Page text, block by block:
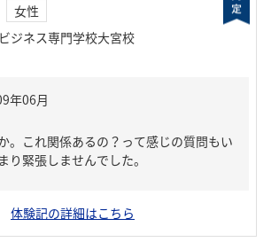
女性
ジネス専門学校大宮校
。これ関係あるの？って感じの質問もい
り緊張しませんでした。
体験記の詳細はこちら